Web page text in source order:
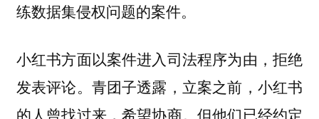
练数据集侵权问题的案件。
小红书方面以案件进入司法程序为由，拒绝
发表评论。青团子透露，立案之前，小红书
的人曾找过来，希望协商。但他们已经约定